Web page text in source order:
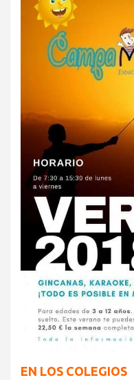
EN LOS COLEGIOS